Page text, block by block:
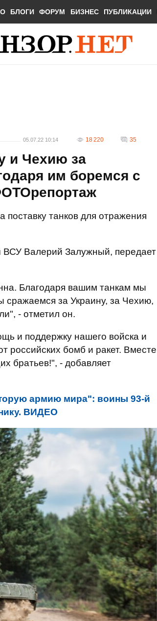
БЛОГИ ФОРУМ БИЗНЕС ПУБЛИКАЦИИ
05.07.22 10:14 18 220 35
и Чехию за
им боремся с
танков для отражения
ВСУ Валерий Залужный, передает
Благодаря вашим танкам мы
за Украину, за Чехию,
- отметил он.
и поддержку нашего войска и
российских бомб и ракет. Вместе
братьев!", - добавляет
армию мира": воины 93-й
ВИДЕО